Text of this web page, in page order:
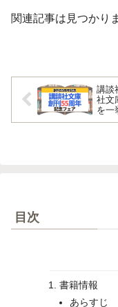
関連記事は見つかり
講談
社文
を一
目次
書籍情報
あらすじ